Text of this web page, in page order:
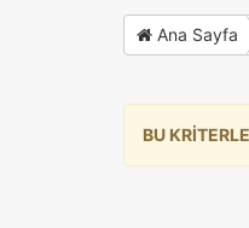
Ana Sayfa
BU